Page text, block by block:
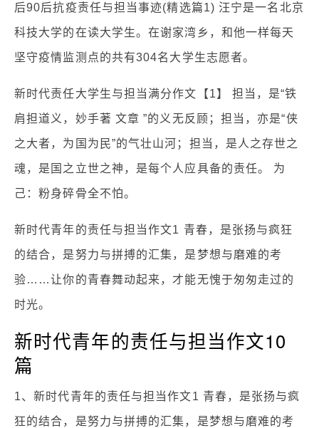
后90后抗疫责任与担当事迹(精选篇1) 汪宁是一名北京
科技大学的在读大学生。在谢家湾乡，和他一样每天
坚守疫情监测点的共有304名大学生志愿者。
新时代责任大学生与担当满分作文【1】 担当，是“铁
肩担道义，妙手著 文章 ”的义无反顾；担当，亦是“侠
之大者，为国为民”的气壮山河；担当，是人之存世之
魂，是国之立世之神，是每个人应具备的责任。 为
己：粉身碎骨全不怕。
新时代青年的责任与担当作文1 青春，是张扬与疯狂
的结合，是努力与拼搏的汇集，是梦想与磨难的考
验……让你的青春舞动起来，才能无愧于匆匆走过的
时光。
新时代青年的责任与担当作文10
篇
1、新时代青年的责任与担当作文1 青春，是张扬与疯
狂的结合，是努力与拼搏的汇集，是梦想与磨难的考